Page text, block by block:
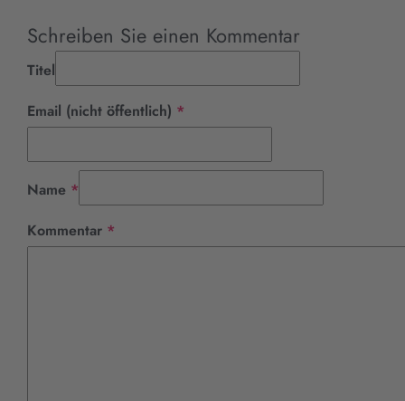
Schreiben Sie einen Kommentar
Titel
Email (nicht öffentlich) *
Name *
Kommentar *